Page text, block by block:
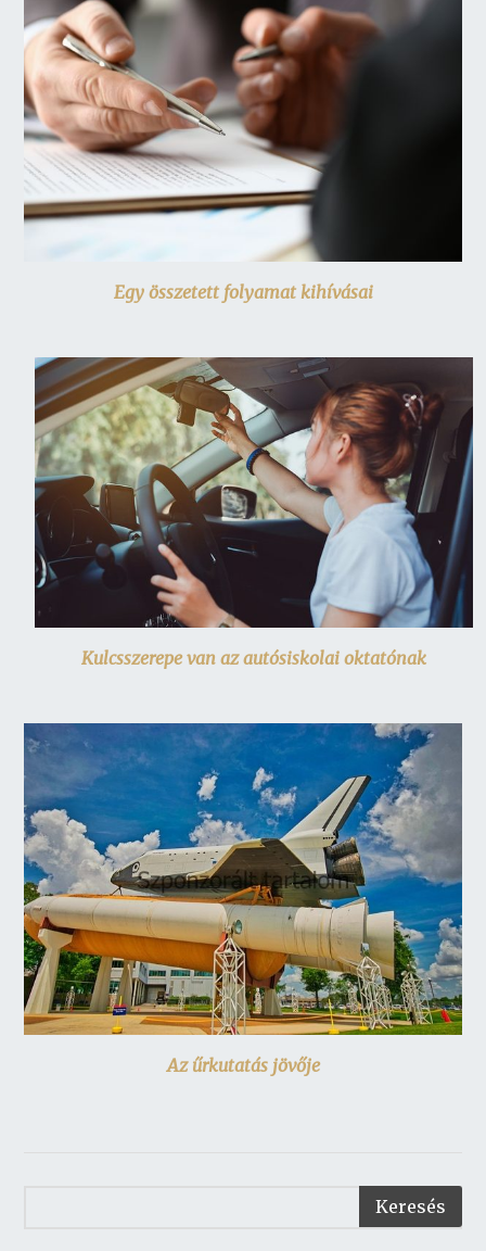
Egy összetett folyamat kihívásai
Kulcsszerepe van az autósiskolai oktatónak
Az űrkutatás jövője